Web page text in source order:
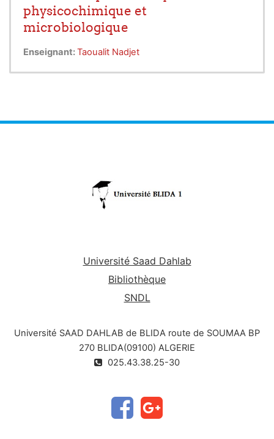
physicochimique et
microbiologique
Enseignant:Taoualit Nadjet
Université Saad Dahlab
Bibliothèque
SNDL
Université SAAD DAHLAB de BLIDA route de SOUMAA BP
270 BLIDA(09100) ALGERIE
025.43.38.25-30